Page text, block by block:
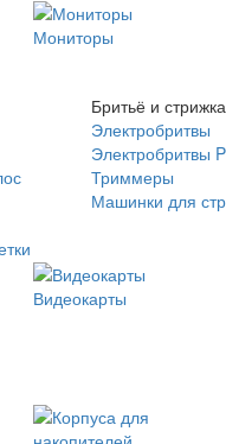
Мониторы
Бритьё и стрижка
Электробритвы
Электробритвы
Триммеры
Машинки для
Видеокарты